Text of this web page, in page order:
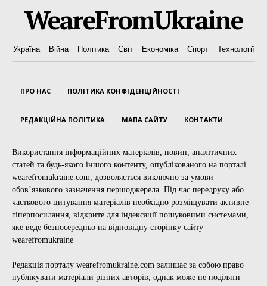
WeareFromUkraine
Україна Війна Політика Світ Економіка Спорт Технології
ПРО НАС ПОЛІТИКА КОНФІДЕНЦІЙНОСТІ
РЕДАКЦІЙНА ПОЛІТИКА МАПА САЙТУ КОНТАКТИ
Використання інформаційних матеріалів, новин, аналітичних
статей та будь-якого іншого контенту, опублікованого на порталі
wearefromukraine.com, дозволяється виключно за умови
обов’язкового зазначення першоджерела. Під час передруку або
часткового цитування матеріалів необхідно розміщувати активне
гіперпосилання, відкрите для індексації пошуковими системами,
яке веде безпосередньо на відповідну сторінку сайту
wearefromukraine
Редакція порталу wearefromukraine.com залишає за собою право
публікувати матеріали різних авторів, однак може не поділяти